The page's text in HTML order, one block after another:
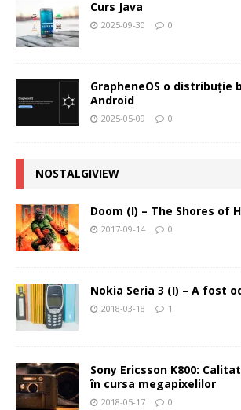
Curs Java
2025-09-30 0
GrapheneOS o distribuție
Android
2025-05-09 0
NOSTALGIVIEW
Doom (I) – The Shores of
2017-09-14 0
Nokia Seria 3 (I) – A fost
2018-03-18 1
Sony Ericsson K800:
în cursa megapixelilor
2018-05-17 0